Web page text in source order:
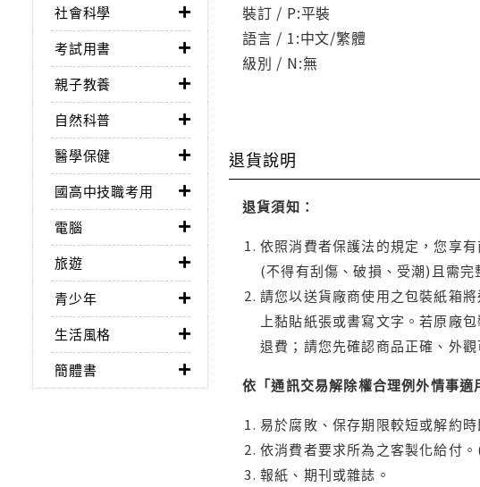
社會科學
考試用書
親子教養
自然科普
醫學保健
國高中技職考用
電腦
旅遊
青少年
生活風格
簡體書
裝訂 / P:平裝
語言 / 1:中文/繁體
級別 / N:無
退貨說明
退貨須知：
依照消費者保護法的規定，您享
(不得有刮傷、破損、受潮)且需
請您以送貨廠商使用之包裝紙箱
上黏貼紙張或書寫文字。若原廠
退費；請您先確認商品正確、外
依「通訊交易解除權合理例外情事
易於腐敗、保存期限較短或解約
依消費者要求所為之客製化給付
報紙、期刊或雜誌。